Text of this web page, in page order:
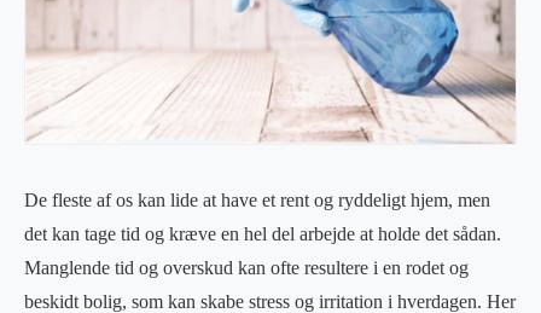
De fleste af os kan lide at have et rent og ryddeligt hjem, men
det kan tage tid og kræve en hel del arbejde at holde det sådan.
Manglende tid og overskud kan ofte resultere i en rodet og
beskidt bolig, som kan skabe stress og irritation i hverdagen. Her